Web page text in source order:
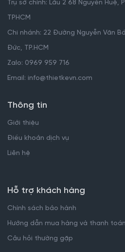
Trụ sở chính: Lầu 2 68 Nguyễn Huệ,
TPHCM
Chi nhánh: 22 Đường Nguyễn Văn
Đức, TP.HCM
Zalo: 0969 959 716
Email: info@thietkevn.com
Thông tin
Giới thiệu
Điều khoản dịch vụ
Liên hệ
Hỗ trợ khách hàng
Chính sách bảo hành
Hướng dẫn mua hàng và thanh toán
Câu hỏi thường gặp